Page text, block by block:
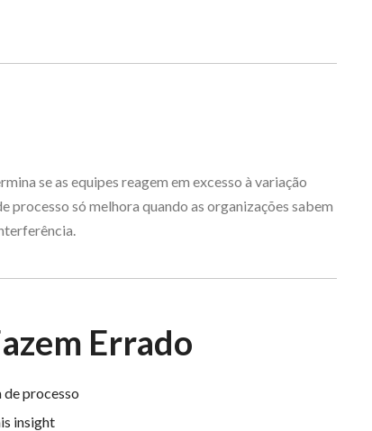
se as equipes reagem em excesso à variação
só melhora quando as organizações sabem
Errado
processo
insight